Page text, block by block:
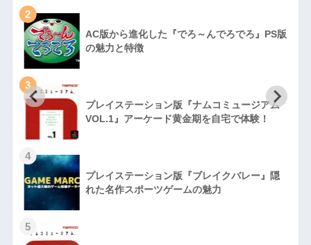
2
AC版から進化した『でろ～んでろでろ』PS版
の魅力と特徴
3
プレイステーション版『ナムコミュージアム
VOL.1』アーケード黄金期を自宅で体験！
4
プレイステーション版『ブレイクバレー』隠
れた名作スポーツゲームの魅力
5